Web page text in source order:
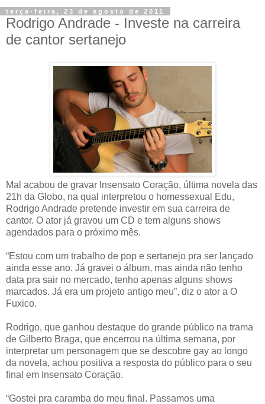
terça-feira, 23 de agosto de 2011
Rodrigo Andrade - Investe na carreira
de cantor sertanejo
Mal acabou de gravar Insensato Coração, última novela das
21h da Globo, na qual interpretou o homessexual Edu,
Rodrigo Andrade pretende investir em sua carreira de
cantor. O ator já gravou um CD e tem alguns shows
agendados para o próximo mês.
“Estou com um trabalho de pop e sertanejo pra ser lançado
ainda esse ano. Já gravei o álbum, mas ainda não tenho
data pra sair no mercado, tenho apenas alguns shows
marcados. Já era um projeto antigo meu”, diz o ator a O
Fuxico.
Rodrigo, que ganhou destaque do grande público na trama
de Gilberto Braga, que encerrou na última semana, por
interpretar um personagem que se descobre gay ao longo
da novela, achou positiva a resposta do público para o seu
final em Insensato Coração.
“Gostei pra caramba do meu final. Passamos uma